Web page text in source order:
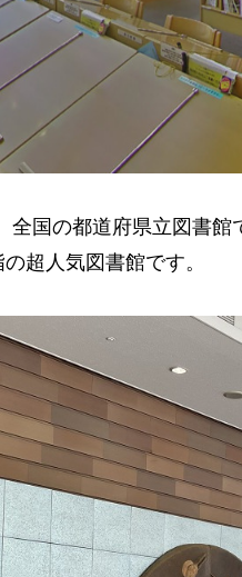
全国の都道府県立図書
超人気図書館です。